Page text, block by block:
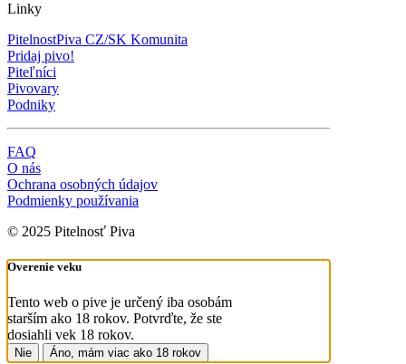
Linky
PitelnostPiva CZ/SK Komunita
Pridaj pivo!
Piteľníci
Pivovary
Podniky
FAQ
O nás
Ochrana osobných údajov
Podmienky používania
© 2025 Pitelnosť Piva
Overenie veku
Tento web o pive je určený iba osobám
starším ako 18 rokov. Potvrďte, že ste
dosiahli vek 18 rokov.
Nie Áno, mám viac ako 18 rokov